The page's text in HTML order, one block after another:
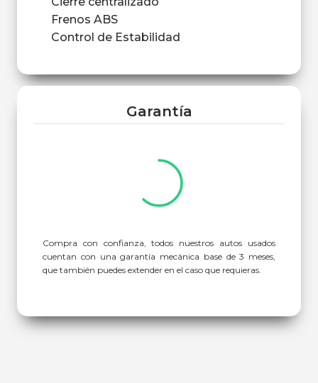
Frenos ABS
Control de Estabilidad
Garantía
Compra con confianza, todos nuestros autos usados
cuentan con una garantía mecánica base de 3 meses,
que también puedes extender en el caso que requieras.